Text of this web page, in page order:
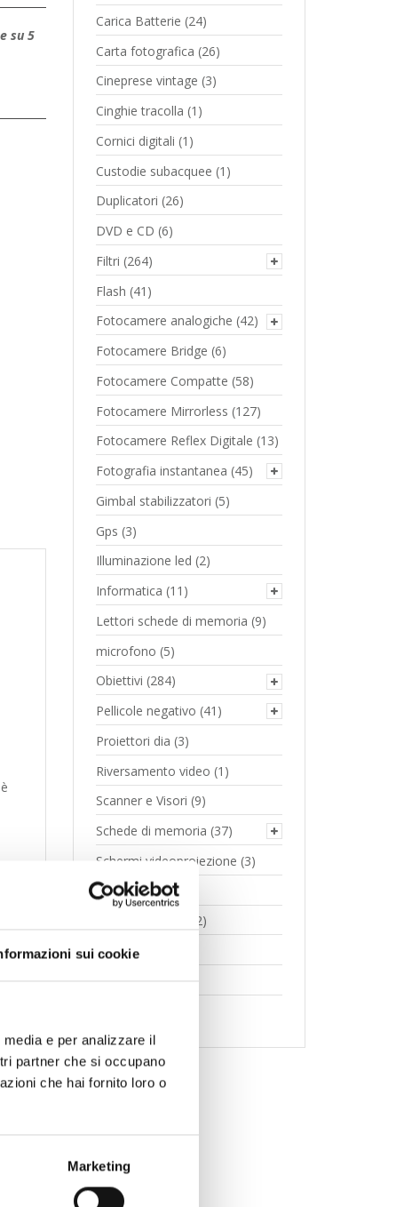
sui cookie
e per analizzare il
partner che si occupano
che hai fornito loro o
Marketing
su 5
Carica Batterie (24)
Carta fotografica (26)
Cineprese vintage (3)
Cinghie tracolla (1)
Cornici digitali (1)
Custodie subacquee (1)
Duplicatori (26)
DVD e CD (6)
Filtri (264)
Flash (41)
Fotocamere analogiche (42)
Fotocamere Bridge (6)
Fotocamere Compatte (58)
Fotocamere Mirrorless (127)
Fotocamere Reflex Digitale (13)
Fotografia instantanea (45)
Gimbal stabilizzatori (5)
Gps (3)
Illuminazione led (2)
Informatica (11)
Lettori schede di memoria (9)
microfono (5)
Obiettivi (284)
Pellicole negativo (41)
Proiettori dia (3)
Riversamento video (1)
Scanner e Visori (9)
Schede di memoria (37)
Schermi videoproiezione (3)
Stampanti (12)
(2)
Treppiedi
Usato (39)